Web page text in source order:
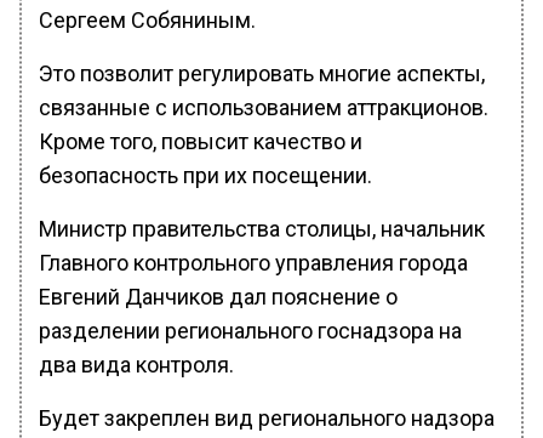
Сергеем Собяниным.
Это позволит регулировать многие аспекты,
связанные с использованием аттракционов.
Кроме того, повысит качество и
безопасность при их посещении.
Министр правительства столицы, начальник
Главного контрольного управления города
Евгений Данчиков дал пояснение о
разделении регионального госнадзора на
два вида контроля.
Будет закреплен вид регионального надзора